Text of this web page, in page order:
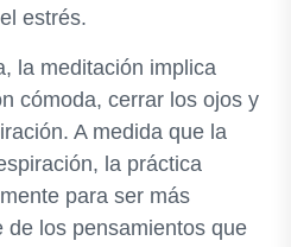
estrés.
la meditación implica
cómoda, cerrar los ojos y
A medida que la
la práctica
para ser más
de los pensamientos que